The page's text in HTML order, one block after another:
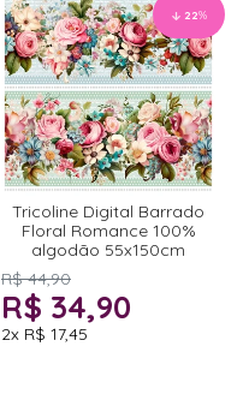
22%
Tricoline Digital Barrado
Floral Romance 100%
algodão 55x150cm
R$ 44,90
R$ 34,90
2x R$ 17,45